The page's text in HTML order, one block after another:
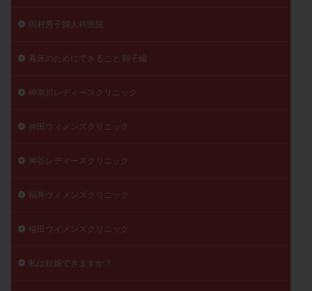
田村秀子婦人科医院
着床のためにできること 卵子編
神奈川レディースクリニック
神田ウィメンズクリニック
神谷レディースクリニック
福井ウィメンズクリニック
福田ウイメンズクリニック
私は妊娠できますか？